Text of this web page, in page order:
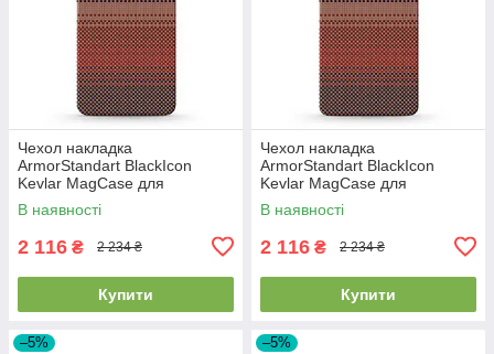
Чехол накладка
ArmorStandart BlackIcon
Kevlar MagCase для
Samsung S26 Sunset
(ARM90156)
В наявності
2 116 ₴ 2 234 ₴
Купити
Чехол накладка
ArmorStandart BlackIcon
Kevlar MagCase для
Samsung S26 Ultra Sunset
(ARM90158)
В наявності
2 116 ₴ 2 234 ₴
Купити
–5% –5%